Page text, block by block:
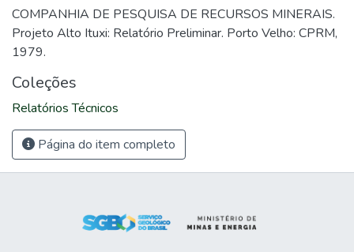
COMPANHIA DE PESQUISA DE RECURSOS MINERAIS.
Projeto Alto Ituxi: Relatório Preliminar. Porto Velho: CPRM,
1979.
Coleções
Relatórios Técnicos
Página do item completo